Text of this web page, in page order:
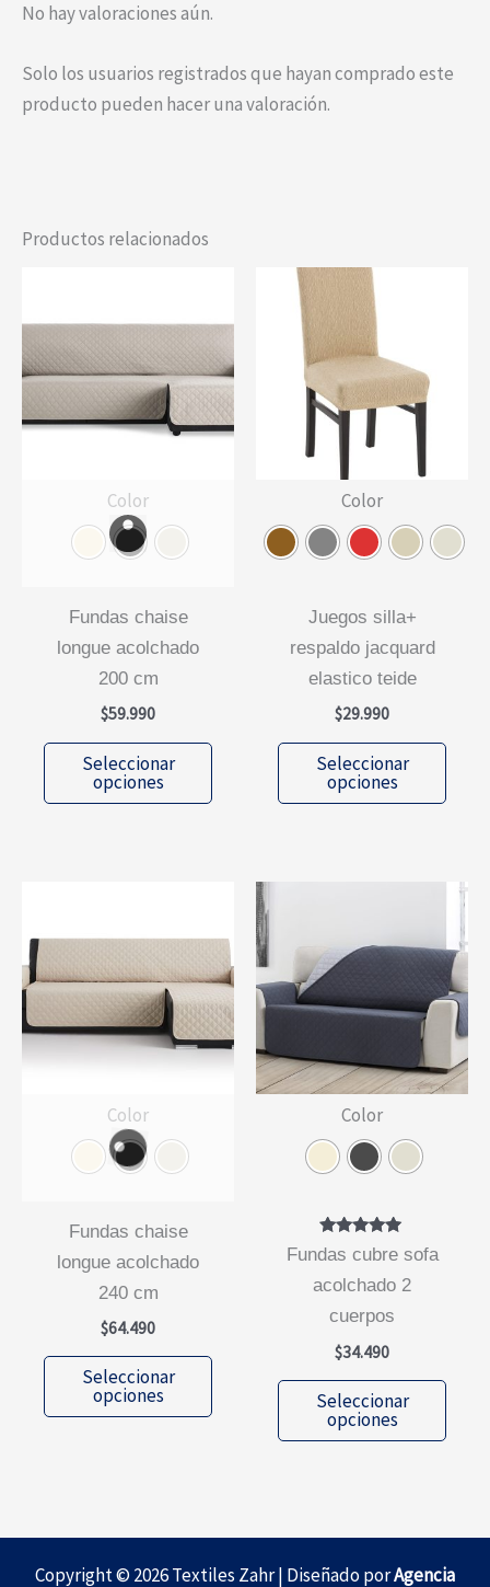
No hay valoraciones aún.
Solo los usuarios registrados que hayan comprado este
producto pueden hacer una valoración.
Productos relacionados
Color
fundas chaise
longue acolchado
200 cm
$59.990
Seleccionar
opciones
Este
tiene
opciones
se
pueden
elegir
en
Color
juegos silla+
respaldo jacquard
elastico teide
$29.990
Seleccionar
opciones
Este
tiene
Las
se
elegir
la
Color
fundas chaise
longue acolchado
240 cm
$64.490
Seleccionar
opciones
Este
producto
tiene
opciones
se
Color
Valorado
con
5.00
de 5
fundas cubre sofa
acolchado 2
cuerpos
$34.490
Seleccionar
opciones
Este
tiene
Las
Copyright © 2026 Textiles Zahr | Diseñado porAgencia